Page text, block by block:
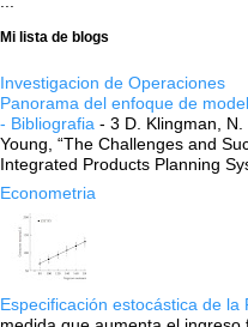
Mi lista de blogs
Investigacion de Operaciones
Panorama del enfoque de
- Bibliografia - 3 D. Klingman, N.
Young, “The Challenges and
Integrated Products Planning
Econometria
Especificación estocástica de la